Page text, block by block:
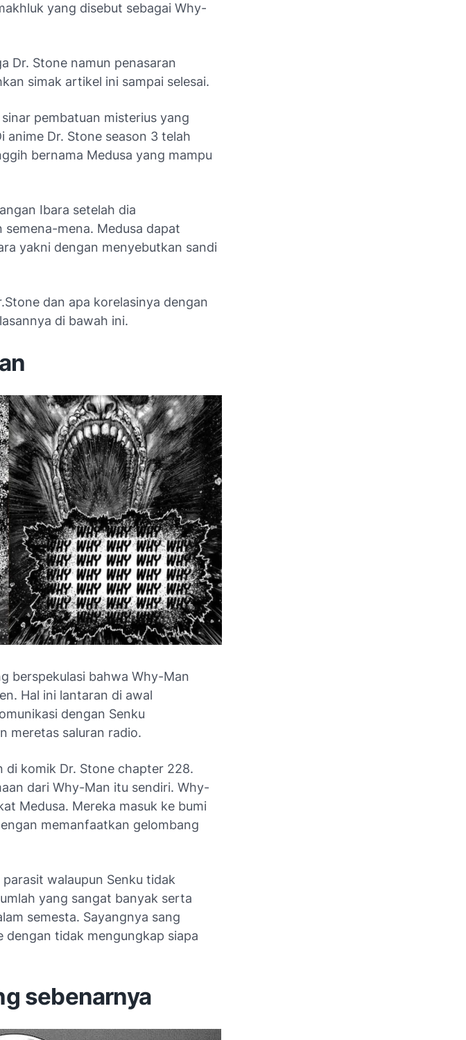
yang disebut sebagai Why-
Dr. Stone namun penasaran
simak artikel ini sampai selesai.
pembatuan misterius yang
Dr. Stone season 3 telah
bernama Medusa yang mampu
Ibara setelah dia
mena. Medusa dapat
yakni dengan menyebutkan sandi
dan apa korelasinya dengan
di bawah ini.
berspekulasi bahwa Why-Man
Hal ini lantaran di awal
dengan Senku
meretas saluran radio.
komik Dr. Stone chapter 228.
dari Why-Man itu sendiri. Why-
Medusa. Mereka masuk ke bumi
memanfaatkan gelombang
walaupun Senku tidak
yang sangat banyak serta
semesta. Sayangnya sang
tidak mengungkap siapa
sebenarnya